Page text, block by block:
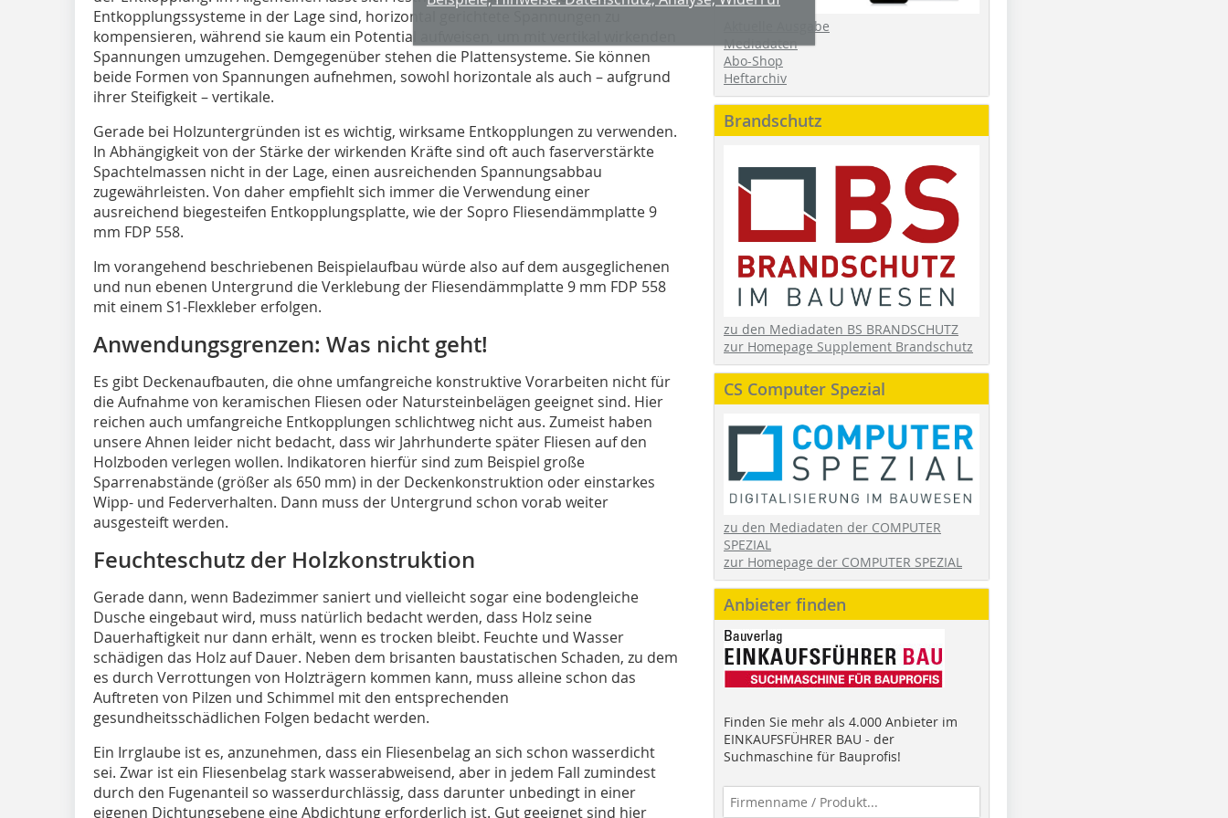
Entkopplungssysteme in der Lage sind, horizontal gerichtete Spannungen zu
kompensieren, während sie kaum ein Potential aufweisen, um mit vertikal wirkenden
Spannungen umzugehen. Demgegenüber stehen die Plattensysteme. Sie können
beide Formen von Spannungen aufnehmen, sowohl horizontale als auch – aufgrund
ihrer Steifigkeit – vertikale.
Gerade bei Holzuntergründen ist es wichtig, wirksame Entkopplungen zu verwenden.
In Abhängigkeit von der Stärke der wirkenden Kräfte sind oft auch faserverstärkte
Spachtelmassen nicht in der Lage, einen ausreichenden Spannungsabbau
zugewährleisten. Von daher empfiehlt sich immer die Verwendung einer
ausreichend biegesteifen Entkopplungsplatte, wie der Sopro Fliesendämmplatte 9
mm FDP 558.
Im vorangehend beschriebenen Beispielaufbau würde also auf dem ausgeglichenen
und nun ebenen Untergrund die Verklebung der Fliesendämmplatte 9 mm FDP 558
mit einem S1-Flexkleber erfolgen.
Anwendungsgrenzen: Was nicht geht!
Es gibt Deckenaufbauten, die ohne umfangreiche konstruktive Vorarbeiten nicht für
die Aufnahme von keramischen Fliesen oder Natursteinbelägen geeignet sind. Hier
reichen auch umfangreiche Entkopplungen schlichtweg nicht aus. Zumeist haben
unsere Ahnen leider nicht bedacht, dass wir Jahrhunderte später Fliesen auf den
Holzboden verlegen wollen. Indikatoren hierfür sind zum Beispiel große
Sparrenabstände (größer als 650 mm) in der Deckenkonstruktion oder einstarkes
Wipp- und Federverhalten. Dann muss der Untergrund schon vorab weiter
ausgesteift werden.
Feuchteschutz der Holzkonstruktion
Gerade dann, wenn Badezimmer saniert und vielleicht sogar eine bodengleiche
Dusche eingebaut wird, muss natürlich bedacht werden, dass Holz seine
Dauerhaftigkeit nur dann erhält, wenn es trocken bleibt. Feuchte und Wasser
schädigen das Holz auf Dauer. Neben dem brisanten baustatischen Schaden, zu dem
es durch Verrottungen von Holzträgern kommen kann, muss alleine schon das
Auftreten von Pilzen und Schimmel mit den entsprechenden
gesundheitsschädlichen Folgen bedacht werden.
Ein Irrglaube ist es, anzunehmen, dass ein Fliesenbelag an sich schon wasserdicht
sei. Zwar ist ein Fliesenbelag stark wasserabweisend, aber in jedem Fall zumindest
durch den Fugenanteil so wasserdurchlässig, dass darunter unbedingt in einer
eigenen Dichtungsebene eine Abdichtung erforderlich ist. Gut geeignet sind hier
Aktuelle Ausgabe
Mediadaten
Abo-Shop
Heftarchiv
Brandschutz
zu den Mediadaten BS BRANDSCHUTZ
zur Homepage Supplement Brandschutz
CS Computer Spezial
zu den Mediadaten der COMPUTER
SPEZIAL
zur Homepage der COMPUTER SPEZIAL
Anbieter finden
Finden Sie mehr als 4.000 Anbieter im
EINKAUFSFÜHRER BAU - der
Suchmaschine für Bauprofis!